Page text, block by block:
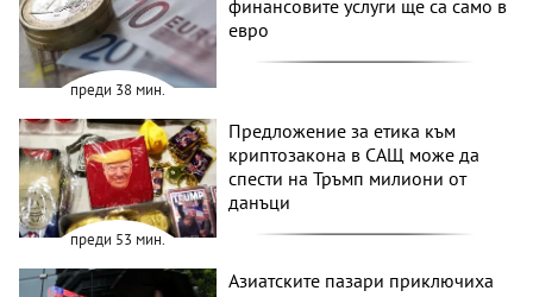
преди 38 мин.
финансовите услуги ще са само в
евро
преди 53 мин.
Предложение за етика към
криптозакона в САЩ може да
спести на Тръмп милиони от
данъци
Азиатските пазари приключиха